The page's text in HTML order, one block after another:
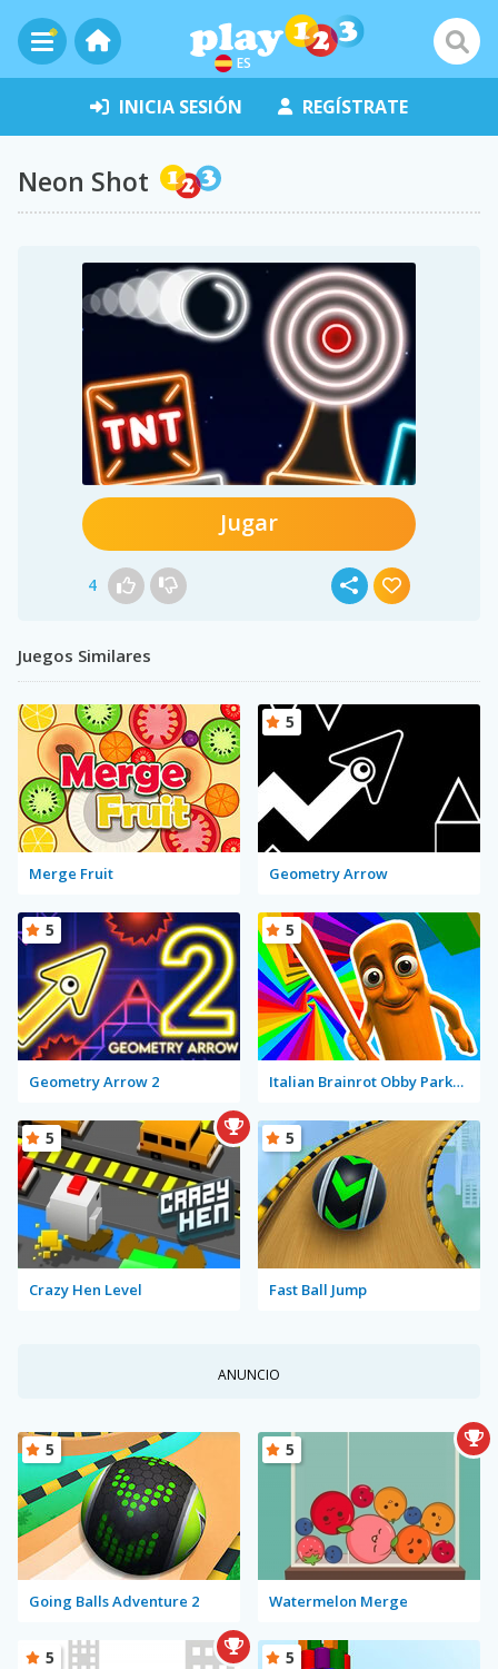
ES
INICIA SESIÓN REGÍSTRATE
Neon Shot
Jugar
4
Juegos Similares
Merge Fruit Geometry Arrow
5
Geometry Arrow 2
5
Italian Brainrot Obby Parkour
5
Crazy Hen Level
5
Fast Ball Jump
5
ANUNCIO
Going Balls Adventure 2
5
Watermelon Merge
5
5 5